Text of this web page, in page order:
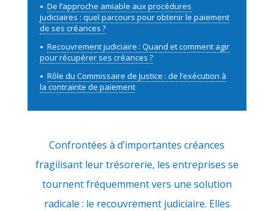
De l’approche amiable aux procédures
judiciaires : quel parcours pour obtenir le paiement
de ses créances ?
Recouvrement judiciaire : Quand et comment agir
pour récupérer ses créances ?
Rôle du Commissaire de Justice : de l’exécution à
la contrainte de paiement
Confrontées à d’importantes créances
fragilisant leur trésorerie, les entreprises se
tournent fréquemment vers une solution
radicale : le recouvrement judiciaire. Elles